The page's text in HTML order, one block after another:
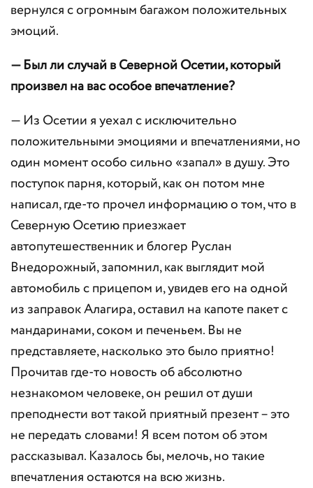
вернулся с огромным багажом положительных
эмоций.
— Был ли случай в Северной Осетии, который
произвел на вас особое впечатление?
— Из Осетии я уехал с исключительно
положительными эмоциями и впечатлениями, но
один момент особо сильно «запал» в душу. Это
поступок парня, который, как он потом мне
написал, где-то прочел информацию о том, что в
Северную Осетию приезжает
автопутешественник и блогер Руслан
Внедорожный, запомнил, как выглядит мой
автомобиль с прицепом и, увидев его на одной
из заправок Алагира, оставил на капоте пакет с
мандаринами, соком и печеньем. Вы не
представляете, насколько это было приятно!
Прочитав где-то новость об абсолютно
незнакомом человеке, он решил от души
преподнести вот такой приятный презент – это
не передать словами! Я всем потом об этом
рассказывал. Казалось бы, мелочь, но такие
впечатления остаются на всю жизнь.